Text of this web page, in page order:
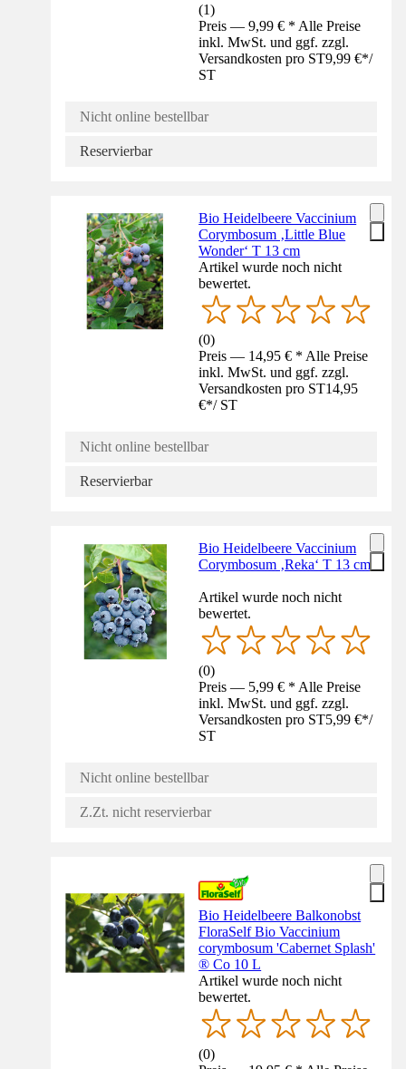
(1)
Preis — 9,99 € * Alle Preise
inkl. MwSt. und ggf. zzgl.
Versandkosten pro ST9,99 €*/
ST
Nicht online bestellbar
Reservierbar
Bio Heidelbeere Vaccinium
Corymbosum ‚Little Blue
Wonder‘ T 13 cm
Artikel wurde noch nicht
bewertet.
(0)
Preis — 14,95 € * Alle Preise
inkl. MwSt. und ggf. zzgl.
Versandkosten pro ST14,95
€*/ ST
Nicht online bestellbar
Reservierbar
Bio Heidelbeere Vaccinium
Corymbosum ‚Reka‘ T 13 cm
Artikel wurde noch nicht
bewertet.
(0)
Preis — 5,99 € * Alle Preise
inkl. MwSt. und ggf. zzgl.
Versandkosten pro ST5,99 €*/
ST
Nicht online bestellbar
Z.Zt. nicht reservierbar
Bio Heidelbeere Balkonobst
FloraSelf Bio Vaccinium
corymbosum 'Cabernet Splash'
® Co 10 L
Artikel wurde noch nicht
bewertet.
(0)